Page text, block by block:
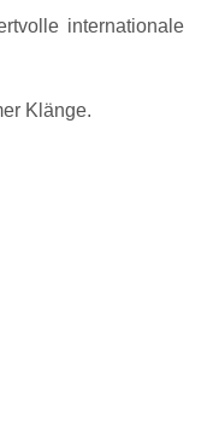
internationale
Klänge.